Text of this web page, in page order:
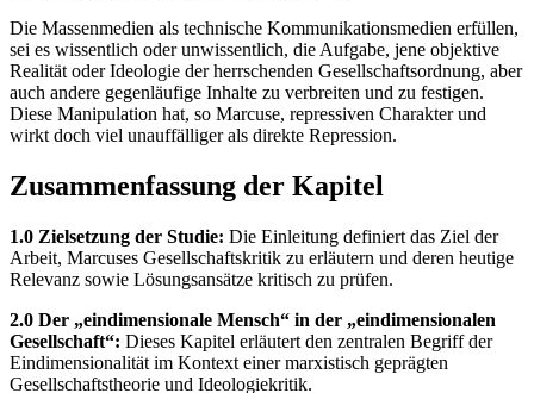
Die Massenmedien als technische Kommunikationsmedien erfüllen,
sei es wissentlich oder unwissentlich, die Aufgabe, jene objektive
Realität oder Ideologie der herrschenden Gesellschaftsordnung, aber
auch andere gegenläufige Inhalte zu verbreiten und zu festigen.
Diese Manipulation hat, so Marcuse, repressiven Charakter und
wirkt doch viel unauffälliger als direkte Repression.
Zusammenfassung der Kapitel
1.0 Zielsetzung der Studie: Die Einleitung definiert das Ziel der
Arbeit, Marcuses Gesellschaftskritik zu erläutern und deren heutige
Relevanz sowie Lösungsansätze kritisch zu prüfen.
2.0 Der „eindimensionale Mensch“ in der „eindimensionalen
Gesellschaft“: Dieses Kapitel erläutert den zentralen Begriff der
Eindimensionalität im Kontext einer marxistisch geprägten
Gesellschaftstheorie und Ideologiekritik.